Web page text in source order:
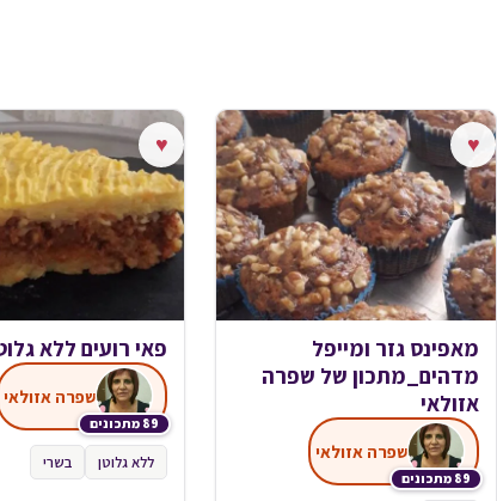
♥
מאפינס גזר ומייפל
מדהים_מתכון של שפרה
אזולאי
89 מתכונים
שפרה אזולאי
♥
פאי רועים ללא
89 מתכונים
שפרה אזולאי
ללא גלוטן בשרי